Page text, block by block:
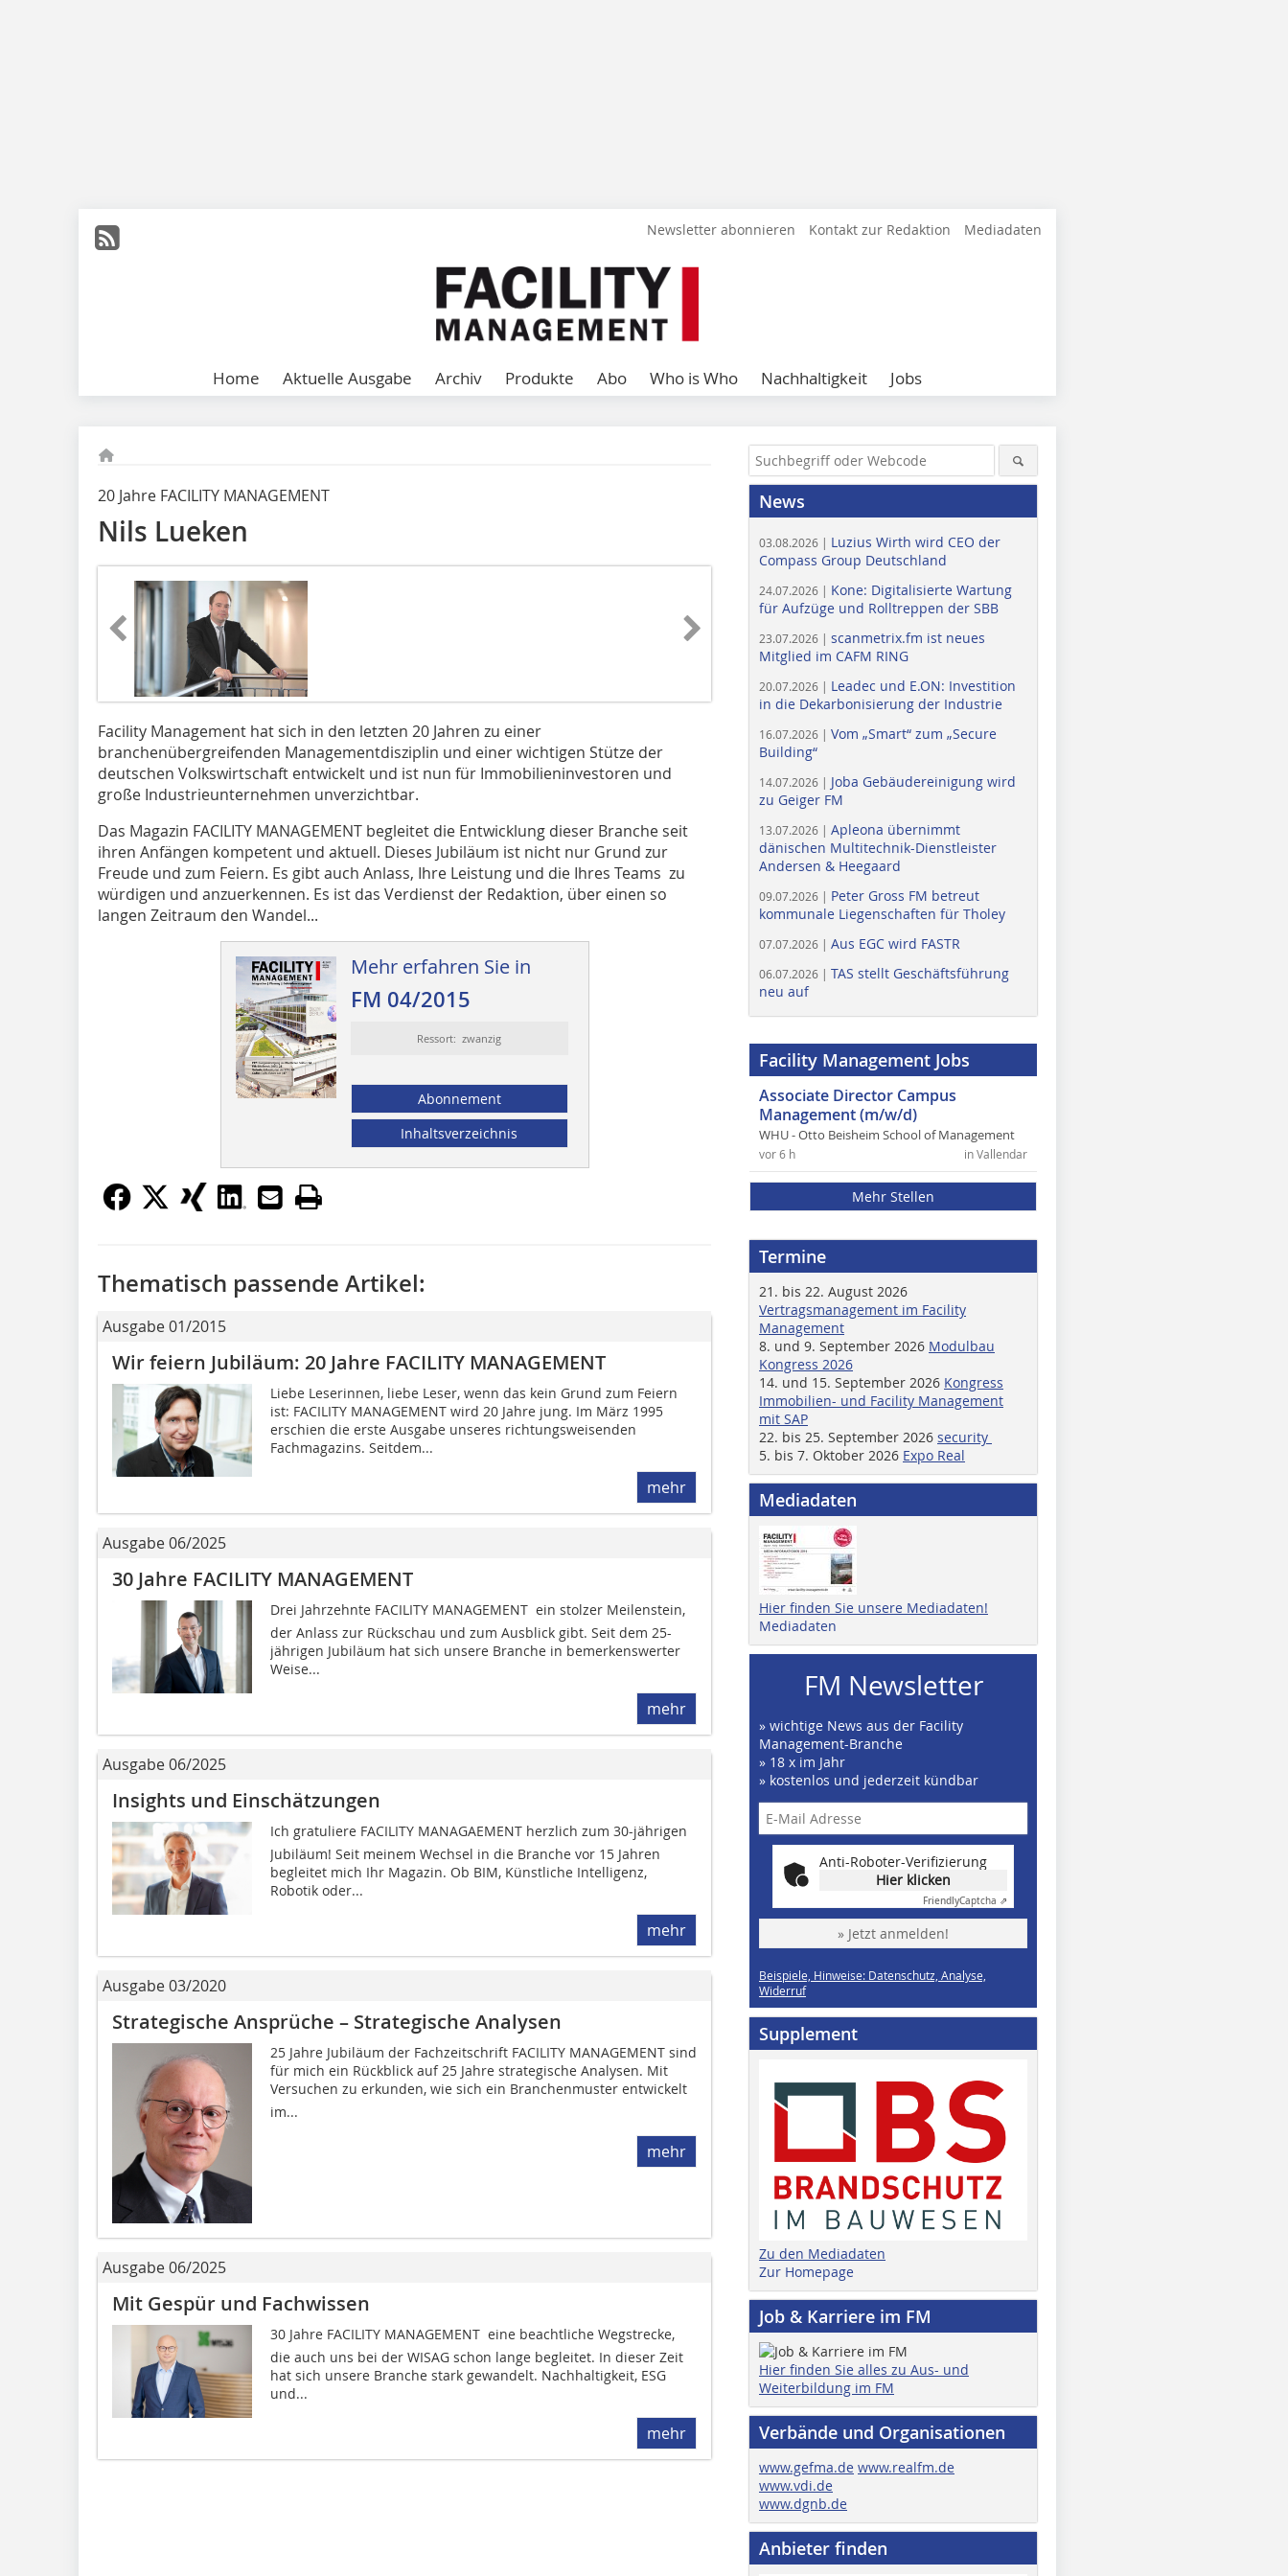
Newsletter abonnieren Kontakt zur Redaktion Mediadaten
Home Aktuelle Ausgabe Archiv Produkte Abo Who is Who Nachhaltigkeit Jobs
20 Jahre FACILITY MANAGEMENT
Nils Lueken
Facility Management hat sich in den letzten 20 Jahren zu einer
branchenübergreifenden Managementdisziplin und einer wichtigen Stütze der
deutschen Volkswirtschaft entwickelt und ist nun für Immobilieninvestoren und
große Industrieunternehmen unverzichtbar.
Das Magazin FACILITY MANAGEMENT begleitet die Entwicklung dieser Branche seit
ihren Anfängen kompetent und aktuell. Dieses Jubiläum ist nicht nur Grund zur
Freude und zum Feiern. Es gibt auch Anlass, Ihre Leistung und die Ihres Teams zu
würdigen und anzuerkennen. Es ist das Verdienst der Redaktion, über einen so
langen Zeitraum den Wandel...
Mehr erfahren Sie in
FM 04/2015
Ressort: zwanzig
Abonnement
Inhaltsverzeichnis
Thematisch passende Artikel:
Ausgabe 01/2015
Wir feiern Jubiläum: 20 Jahre FACILITY MANAGEMENT
Liebe Leserinnen, liebe Leser, wenn das kein Grund zum Feiern
ist: FACILITY MANAGEMENT wird 20 Jahre jung. Im März 1995
erschien die erste Ausgabe unseres richtungsweisenden
Fachmagazins. Seitdem...
mehr
Ausgabe 06/2025
30 Jahre FACILITY MANAGEMENT
Drei Jahrzehnte FACILITY MANAGEMENT  ein stolzer Meilenstein,
der Anlass zur Rückschau und zum Ausblick gibt. Seit dem 25-
jährigen Jubiläum hat sich unsere Branche in bemerkenswerter
Weise...
mehr
Ausgabe 06/2025
Insights und Einschätzungen
Ich gratuliere FACILITY MANAGAEMENT herzlich zum 30-jährigen
Jubiläum! Seit meinem Wechsel in die Branche vor 15 Jahren
begleitet mich Ihr Magazin. Ob BIM, Künstliche Intelligenz,
Robotik oder...
mehr
Ausgabe 03/2020
Strategische Ansprüche – Strategische Analysen
25 Jahre Jubiläum der Fachzeitschrift FACILITY MANAGEMENT sind
für mich ein Rückblick auf 25 Jahre strategische Analysen. Mit
Versuchen zu erkunden, wie sich ein Branchenmuster ent­wickelt 
im...
mehr
Ausgabe 06/2025
Mit Gespür und Fachwissen
30 Jahre FACILITY MANAGEMENT  eine beachtliche Wegstrecke,
die auch uns bei der WISAG schon lange begleitet. In dieser Zeit
hat sich unsere Branche stark gewandelt. Nachhaltigkeit, ESG
und...
mehr
News
03.08.2026 | Luzius Wirth wird CEO der
Compass Group Deutschland
24.07.2026 | Kone: Digitalisierte Wartung
für Aufzüge und Rolltreppen der SBB
23.07.2026 | scanmetrix.fm ist neues
Mitglied im CAFM RING
20.07.2026 | Leadec und E.ON: Investition
in die Dekarbonisierung der Industrie
16.07.2026 | Vom „Smart“ zum „Secure
Building“
14.07.2026 | Joba Gebäudereinigung wird
zu Geiger FM
13.07.2026 | Apleona übernimmt
dänischen Multitechnik-Dienstleister
Andersen & Heegaard
09.07.2026 | Peter Gross FM betreut
kommunale Liegenschaften für Tholey
07.07.2026 | Aus EGC wird FASTR
06.07.2026 | TAS stellt Geschäftsführung
neu auf
Facility Management Jobs
Associate Director Campus
Management (m/w/d)
WHU - Otto Beisheim School of Management
in Vallendar
vor 6 h
Mehr Stellen
Termine
21. bis 22. August 2026
Vertragsmanagement im Facility
Management
8. und 9. September 2026 Modulbau
Kongress 2026
14. und 15. September 2026 Kongress
Immobilien- und Facility Management
mit SAP
22. bis 25. September 2026 security
5. bis 7. Oktober 2026 Expo Real
Mediadaten
Hier finden Sie unsere Mediadaten!
Mediadaten
FM Newsletter
» wichtige News aus der Facility
Management-Branche
» 18 x im Jahr
» kostenlos und jederzeit kündbar
Anti-Roboter-Verifizierung
Hier klicken
FriendlyCaptcha ⇗
» Jetzt anmelden!
Beispiele, Hinweise: Datenschutz, Analyse,
Widerruf
Supplement
Zu den Mediadaten
Zur Homepage
Job & Karriere im FM
Hier finden Sie alles zu Aus- und
Weiterbildung im FM
Verbände und Organisationen
www.gefma.de www.realfm.de
www.vdi.de
www.dgnb.de
Anbieter finden